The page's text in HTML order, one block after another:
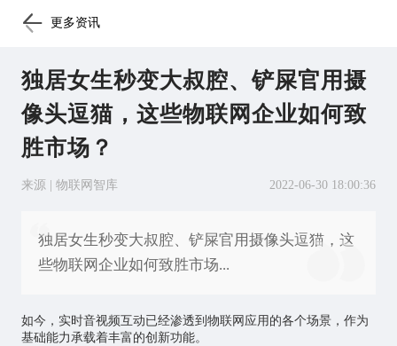
更多资讯
独居女生秒变大叔腔、铲屎官用摄
像头逗猫，这些物联网企业如何致
胜市场？
来源 | 物联网智库 2022-06-30 18:00:36
独居女生秒变大叔腔、铲屎官用摄像头逗猫，这
些物联网企业如何致胜市场...
如今，实时音视频互动已经渗透到 物联网应用 的各个场景，作为
基础能力承载着丰富的创新功能。